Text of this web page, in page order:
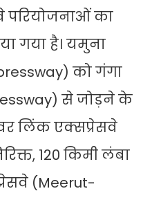
परियोजनाओं का
गया है। यमुना
को गंगा
से जोड़ने के
लिंक एक्सप्रेसवे
120 किमी लंबा
(Meerut-